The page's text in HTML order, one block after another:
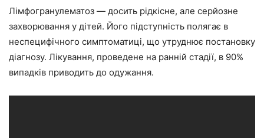
Лімфогранулематоз — досить рідкісне, але серйозне
захворювання у дітей. Його підступність полягає в
неспецифічного симптоматиці, що утруднює постановку
діагнозу. Лікування, проведене на ранній стадії, в 90%
випадків приводить до одужання.